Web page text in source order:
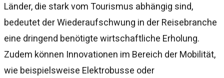
Länder, die stark vom Tourismus abhängig sind,
bedeutet der Wiederaufschwung in der Reisebranche
eine dringend benötigte wirtschaftliche Erholung.
Zudem können Innovationen im Bereich der Mobilität,
wie beispielsweise Elektrobusse oder